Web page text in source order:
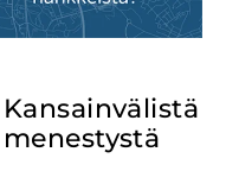
Kansainvälistä
menestystä